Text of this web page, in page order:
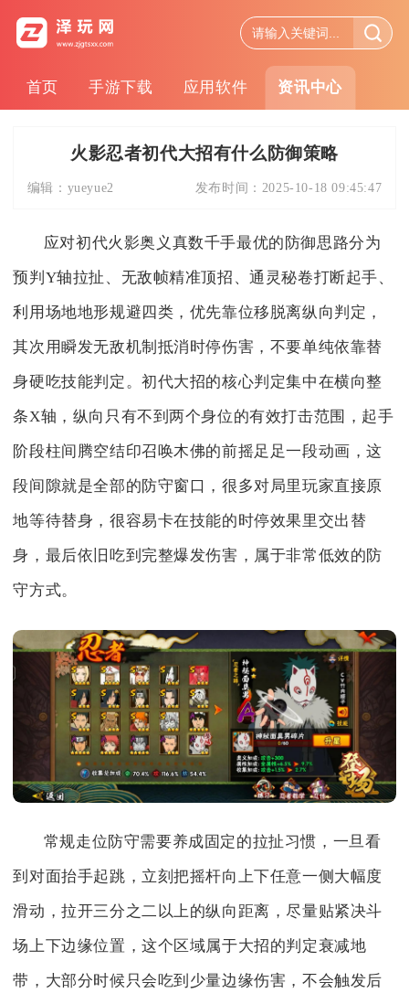
首页 手游下载 应用软件 资讯中心
火影忍者初代大招有什么防御策略
编辑： yueyue2 发布时间： 2025-10-18 09:45:47
应对初代火影奥义真数千手最优的防御思路分为
预判Y轴拉扯、无敌帧精准顶招、通灵秘卷打断起手、
利用场地地形规避四类，优先靠位移脱离纵向判定，
其次用瞬发无敌机制抵消时停伤害，不要单纯依靠替
身硬吃技能判定。初代大招的核心判定集中在横向整
条X轴，纵向只有不到两个身位的有效打击范围，起手
阶段柱间腾空结印召唤木佛的前摇足足一段动画，这
段间隙就是全部的防守窗口，很多对局里玩家直接原
地等待替身，很容易卡在技能的时停效果里交出替
身，最后依旧吃到完整爆发伤害，属于非常低效的防
守方式。
常规走位防守需要养成固定的拉扯习惯，一旦看
到对面抬手起跳，立刻把摇杆向上下任意一侧大幅度
滑动，拉开三分之二以上的纵向距离，尽量贴紧决斗
场上下边缘位置，这个区域属于大招的判定衰减地
带，大部分时候只会吃到少量边缘伤害，不会触发后